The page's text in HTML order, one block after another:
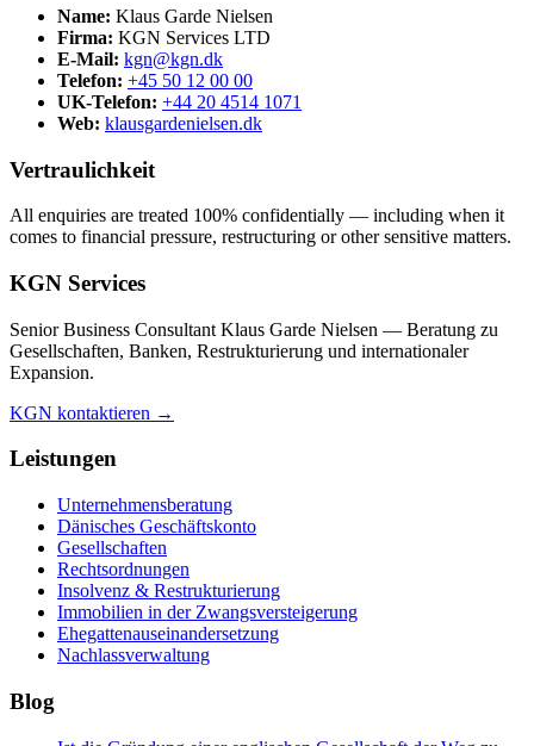
Name: Klaus Garde Nielsen
Firma: KGN Services LTD
E-Mail: kgn@kgn.dk
Telefon: +45 50 12 00 00
UK-Telefon: +44 20 4514 1071
Web: klausgardenielsen.dk
Vertraulichkeit
All enquiries are treated 100% confidentially — including when it
comes to financial pressure, restructuring or other sensitive matters.
KGN Services
Senior Business Consultant Klaus Garde Nielsen — Beratung zu
Gesellschaften, Banken, Restrukturierung und internationaler
Expansion.
KGN kontaktieren →
Leistungen
Unternehmensberatung
Dänisches Geschäftskonto
Gesellschaften
Rechtsordnungen
Insolvenz & Restrukturierung
Immobilien in der Zwangsversteigerung
Ehegattenauseinandersetzung
Nachlassverwaltung
Blog